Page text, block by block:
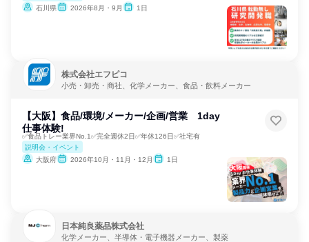
石川県
2026年8月・9月 1日
株式会社エフピコ
小売・卸売・商社、化学メーカー、食品・飲料メーカー
【大阪】食品/環境/メーカー/企画/営業 1day
仕事体験!
✅食品トレー業界No.1✅完全週休2日✅年休126日✅社宅有
説明会・イベント
大阪府
2026年10月・11月・12月 1日
日本純良薬品株式会社
化学メーカー、半導体・電子機器メーカー、製薬